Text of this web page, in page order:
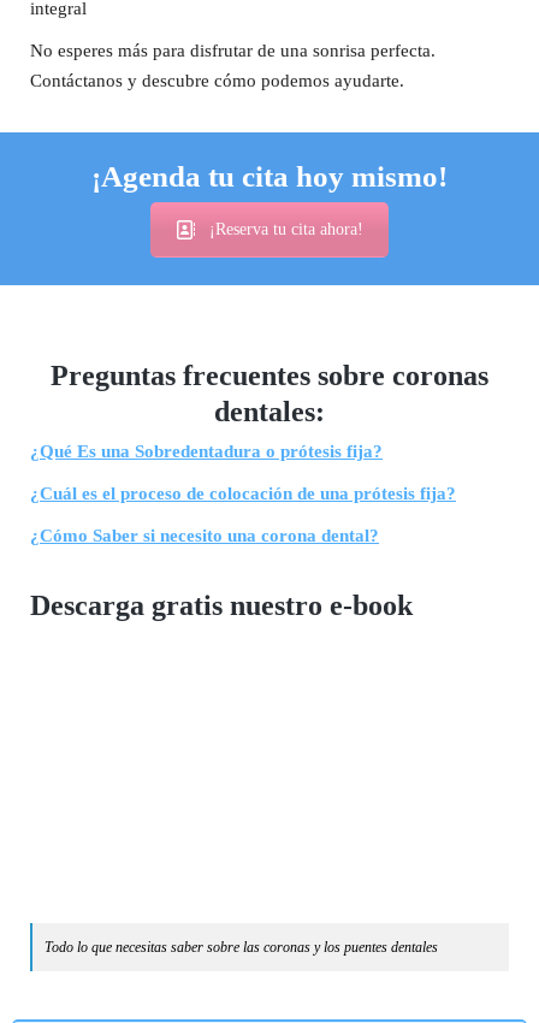
integral
No esperes más para disfrutar de una sonrisa perfecta.
Contáctanos y descubre cómo podemos ayudarte.
¡Agenda tu cita hoy mismo!
¡Reserva tu cita ahora!
Preguntas frecuentes sobre coronas
dentales:
¿Qué Es una Sobredentadura o prótesis fija?
¿Cuál es el proceso de colocación de una prótesis fija?
¿Cómo Saber si necesito una corona dental?
Descarga gratis nuestro e-book
Todo lo que necesitas saber sobre las coronas y los puentes dentales